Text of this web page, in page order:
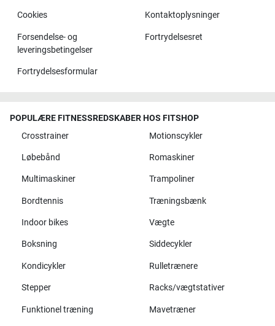
Cookies Kontaktoplysninger
Forsendelse- og
leveringsbetingelser
Fortrydelsesret
Fortrydelsesformular
POPULÆRE FITNESSREDSKABER HOS FITSHOP
Crosstrainer
Motionscykler
Løbebånd Romaskiner
Multimaskiner Trampoliner
Bordtennis Træningsbænk
Indoor bikes Vægte
Boksning Siddecykler
Kondicykler Rulletrænere
Stepper Racks/vægtstativer
Funktionel træning Mavetræner